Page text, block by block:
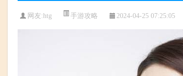
网友:htg 手游攻略 2024-04-25 07:25:05